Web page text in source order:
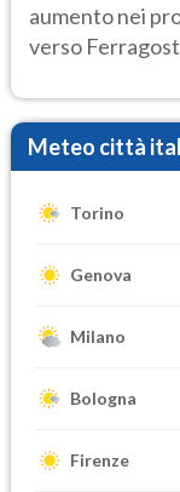
aumento nei
verso
Meteo città
Torino
Genova
Milano
Bologna
Firenze